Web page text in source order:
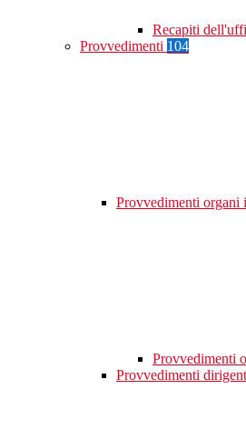
Recapiti
Provvedimenti 104
Provvedimenti
Provvedimenti
Provvedimenti